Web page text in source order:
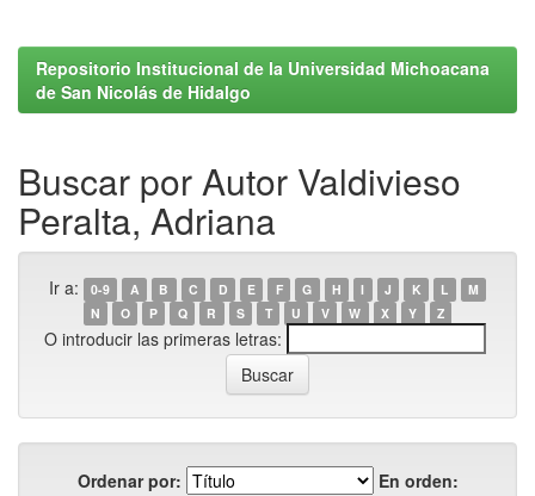
Repositorio Institucional de la Universidad Michoacana
de San Nicolás de Hidalgo
Buscar por Autor Valdivieso
Peralta, Adriana
Ir a: 0-9 A B C D E F G H I J K L
M
N
O P Q R S T U V W X Y Z
O introducir las primeras letras:
Ordenar por:
En orden: